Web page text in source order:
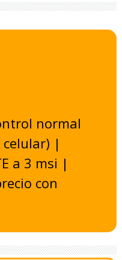
normal
|
a 3 msi |
con